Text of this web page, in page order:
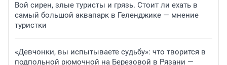
Вой сирен, злые туристы и грязь. Стоит ли ехать в
самый большой аквапарк в Геленджике — мнение
туристки
«Девчонки, вы испытываете судьбу»: что творится в
подпольной рюмочной на Березовой в Рязани —